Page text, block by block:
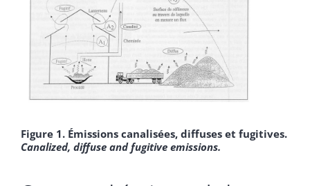
Figure 1. Émissions canalisées, diffuses et fugitives.
Canalized, diffuse and fugitive emissions.